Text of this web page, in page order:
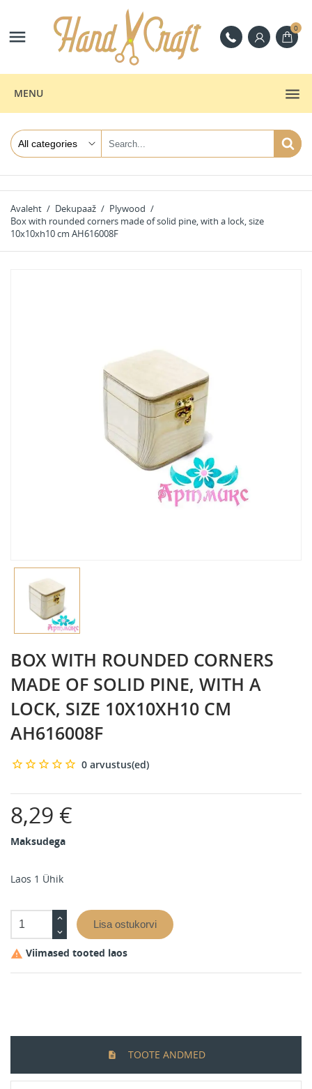
 0
MENU
Avaleht Dekupaaž
Plywood
Box with rounded corners made of solid pine, with a lock, size
10x10xh10 cm AH616008F
BOX WITH ROUNDED CORNERS
MADE OF SOLID PINE, WITH A
LOCK, SIZE 10X10XH10 CM
AH616008F
0 arvustus(ed)
8,29 €
Maksudega
Laos 1 Ühik
Lisa ostukorvi
 Viimased tooted laos
TOOTE ANDMED